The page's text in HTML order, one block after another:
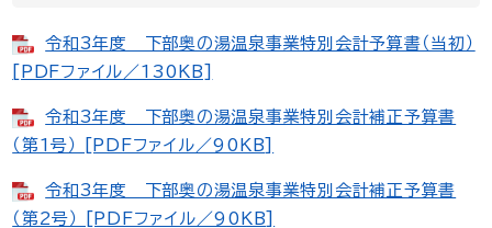
令和3年度 下部奥の湯温泉事業特別会計予算書（当初）
[PDFファイル／130KB]
令和3年度 下部奥の湯温泉事業特別会計補正予算書
（第1号） [PDFファイル／90KB]
令和3年度 下部奥の湯温泉事業特別会計補正予算書
（第2号） [PDFファイル／90KB]